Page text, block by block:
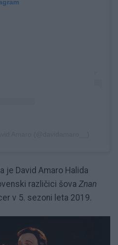
je David Amaro Halida
različici šova Znan
v 5. sezoni leta 2019.